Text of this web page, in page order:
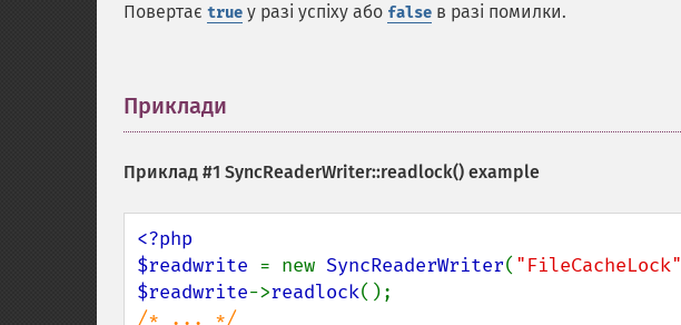
Повертає true у разі успіху або false в разі помилки.
Приклади
Приклад #1 SyncReaderWriter::readlock() example
<?php
$readwrite = new SyncReaderWriter( "FileCacheLock"
$readwrite->readlock